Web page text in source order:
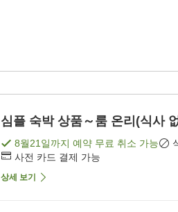
심플 숙박 상품～룸 온리(식사
8월21일까지 예약 무료 취소 가능
사전 카드 결제 가능
상세 보기